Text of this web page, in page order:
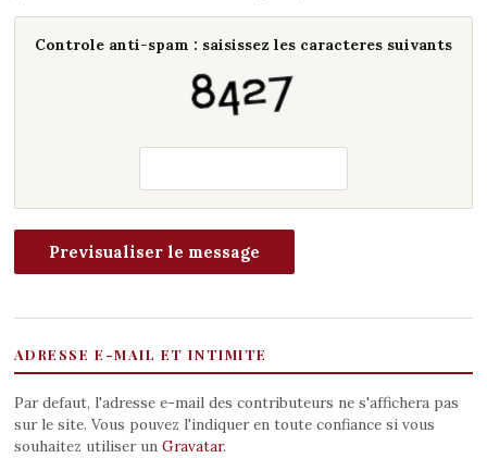
Controle anti-spam : saisissez les caracteres suivants
ADRESSE E-MAIL ET INTIMITE
Par defaut, l'adresse e-mail des contributeurs ne s'affichera pas
sur le site. Vous pouvez l'indiquer en toute confiance si vous
souhaitez utiliser un Gravatar.